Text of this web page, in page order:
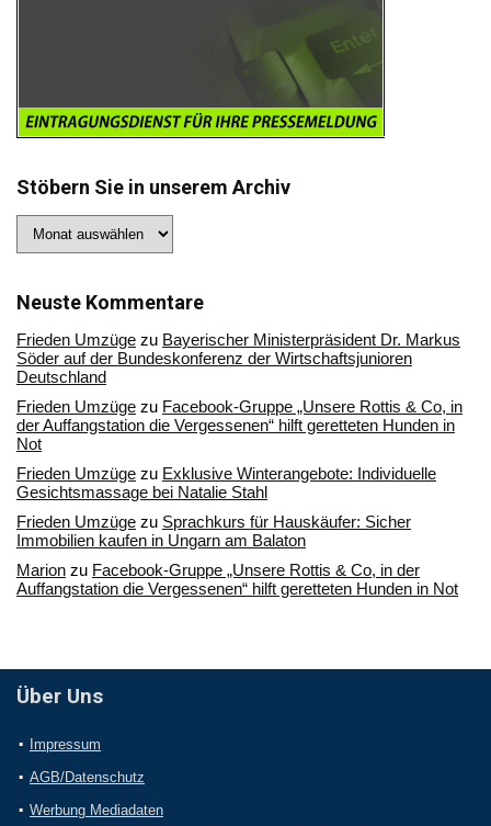
Stöbern Sie in unserem Archiv
Sie
Archiv
Neuste Kommentare
Frieden Umzüge zu Bayerischer Ministerpräsident Dr. Markus
Söder auf der Bundeskonferenz der Wirtschaftsjunioren
Deutschland
Frieden Umzüge zu Facebook-Gruppe „Unsere Rottis & Co, in
der Auffangstation die Vergessenen“ hilft geretteten Hunden in
Not
Frieden Umzüge zu Exklusive Winterangebote: Individuelle
Gesichtsmassage bei Natalie Stahl
Frieden Umzüge zu Sprachkurs für Hauskäufer: Sicher
Immobilien kaufen in Ungarn am Balaton
Marion zu Facebook-Gruppe „Unsere Rottis & Co, in der
Auffangstation die Vergessenen“ hilft geretteten Hunden in Not
Über Uns
Impressum
AGB/Datenschutz
Werbung Mediadaten